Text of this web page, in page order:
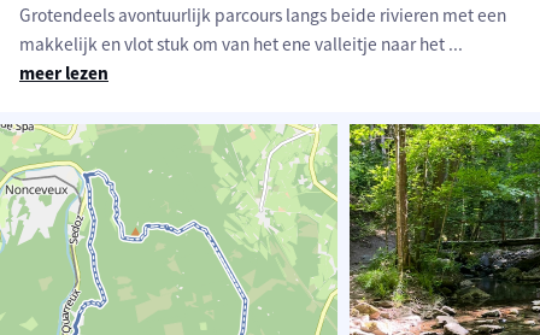
Grotendeels avontuurlijk parcours langs beide rivieren met een
makkelijk en vlot stuk om van het ene valleitje naar het ...
meer lezen